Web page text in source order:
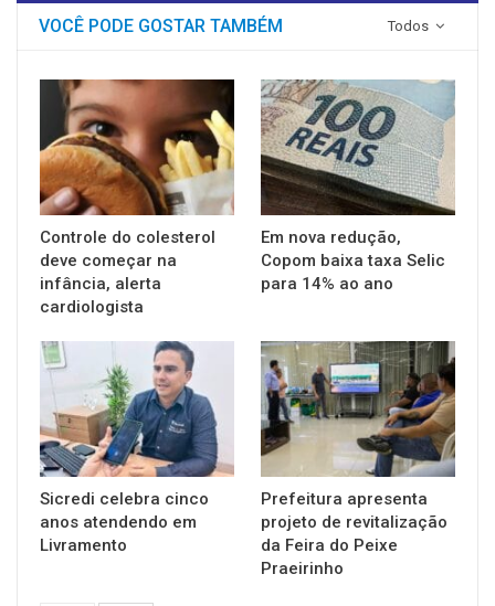
Todos
VOCÊ PODE GOSTAR TAMBÉM
Controle do colesterol
deve começar na
infância, alerta
cardiologista
Em nova redução,
Copom baixa taxa Selic
para 14% ao ano
Sicredi celebra cinco
anos atendendo em
Livramento
Prefeitura apresenta
projeto de revitalização
da Feira do Peixe
Praeirinho